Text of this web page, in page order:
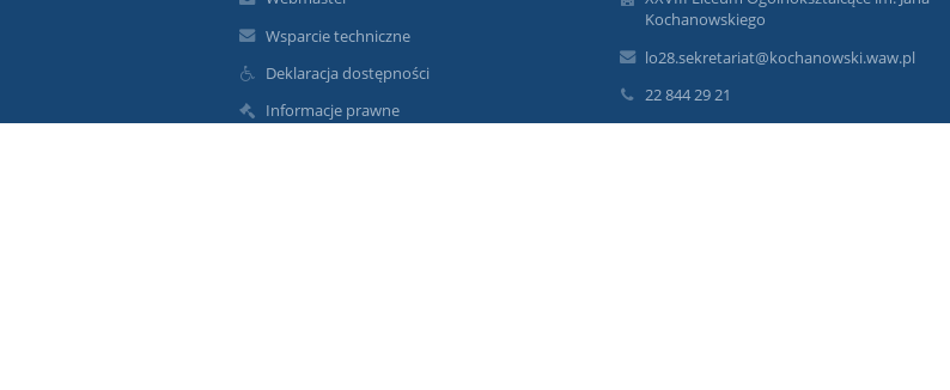
Wsparcie techniczne
Deklaracja dostępności
Informacje prawne
Kochanowskiego
lo28.sekretariat@kochanowski.waw.pl
22 844 29 21